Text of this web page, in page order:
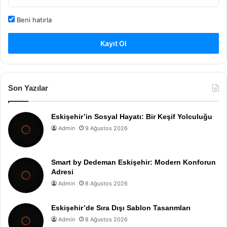
Beni hatırla
Kayıt Ol
Son Yazılar
Eskişehir’in Sosyal Hayatı: Bir Keşif Yolculuğu
Admin 9 Ağustos 2026
Smart by Dedeman Eskişehir: Modern Konforun
Adresi
Admin 8 Ağustos 2026
Eskişehir’de Sıra Dışı Sablon Tasarımları
Admin 8 Ağustos 2026